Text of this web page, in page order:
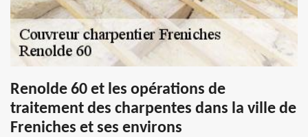
Renolde 60 et les opérations de
traitement des charpentes dans la ville de
Freniches et ses environs